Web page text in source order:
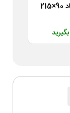
مدل الیت ابعاد 90×215